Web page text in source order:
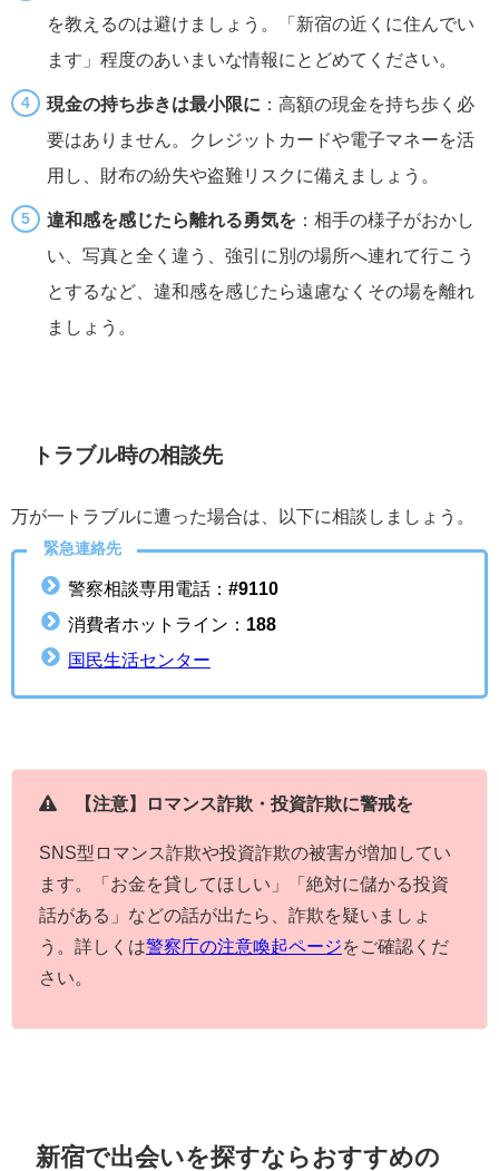
を教えるのは避けましょう。「新宿の近くに住んでい
ます」程度のあいまいな情報にとどめてください。
現金の持ち歩きは最小限に ：高額の現金を持ち歩く必
要はありません。クレジットカードや電子マネーを活
用し、財布の紛失や盗難リスクに備えましょう。
違和感を感じたら離れる勇気を ：相手の様子がおかし
い、写真と全く違う、強引に別の場所へ連れて行こう
とするなど、違和感を感じたら遠慮なくその場を離れ
ましょう。
トラブル時の相談先
万が一トラブルに遭った場合は、以下に相談しましょう。
緊急連絡先
警察相談専用電話： #9110
消費者ホットライン： 188
国民生活センター
【注意】ロマンス詐欺・投資詐欺に警戒を
SNS型ロマンス詐欺や投資詐欺の被害が増加してい
ます。「お金を貸してほしい」「絶対に儲かる投資
話がある」などの話が出たら、詐欺を疑いましょ
う。詳しくは警察庁の注意喚起ページをご確認くだ
さい。
新宿で出会いを探すならおすすめの